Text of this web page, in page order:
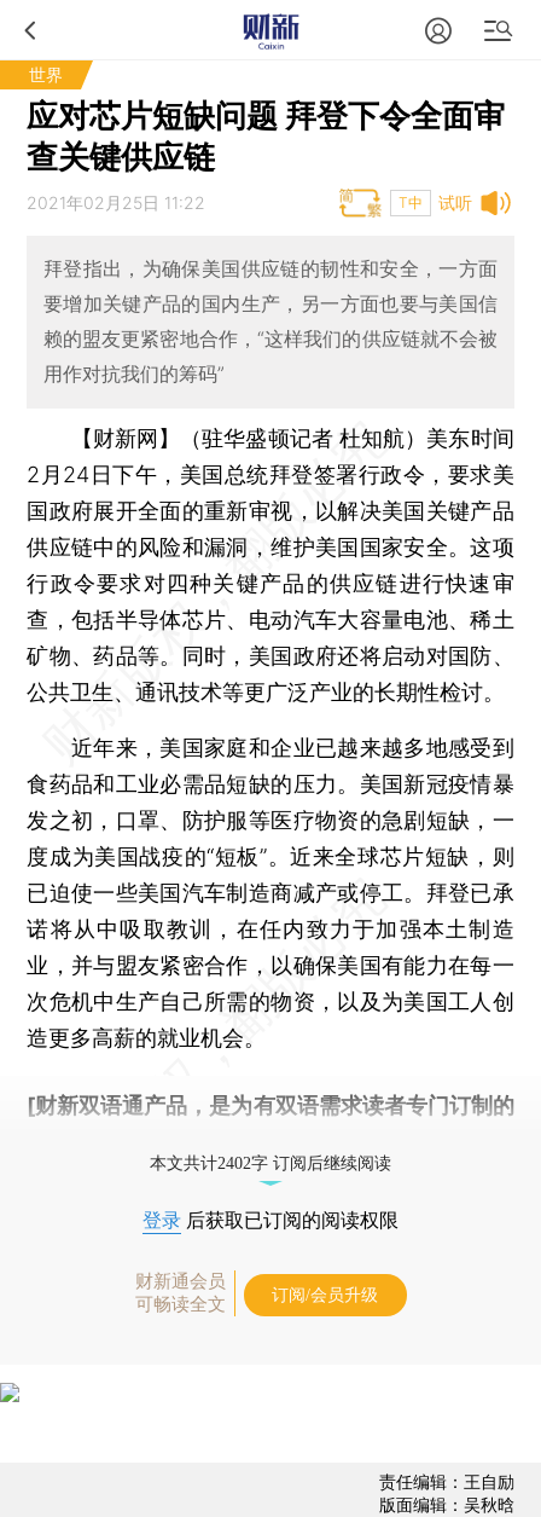
世界
应对芯片短缺问题 拜登下令全面审
查关键供应链
试听
2021年02月25日 11:22 T中
拜登指出，为确保美国供应链的韧性和安全，一方面
要增加关键产品的国内生产，另一方面也要与美国信
赖的盟友更紧密地合作，“这样我们的供应链就不会被
用作对抗我们的筹码”
【财新网】（驻华盛顿记者 杜知航） 美东时间
2月24日下午，美国总统拜登签署行政令，要求美
国政府展开全面的重新审视，以解决美国关键产品
供应链中的风险和漏洞，维护美国国家安全。这项
行政令要求对四种关键产品的供应链进行快速审
查，包括半导体芯片、电动汽车大容量电池、稀土
矿物、药品等。同时，美国政府还将启动对国防、
公共卫生、通讯技术等更广泛产业的长期性检讨。
近年来，美国家庭和企业已越来越多地感受到
食药品和工业必需品短缺的压力。美国新冠疫情暴
发之初，口罩、防护服等医疗物资的急剧短缺，一
度成为美国战疫的“短板”。近来全球芯片短缺，则
已迫使一些美国汽车制造商减产或停工。拜登已承
诺将从中吸取教训，在任内致力于加强本土制造
业，并与盟友紧密合作，以确保美国有能力在每一
次危机中生产自己所需的物资，以及为美国工人创
造更多高薪的就业机会。
[财新双语通产品，是为有双语需求读者专门订制的
本文共计2402字 订阅后继续阅读
登录 后获取已订阅的阅读权限
财新通会员
可畅读全文
订阅/会员升级
责任编辑：王自励
版面编辑：吴秋晗